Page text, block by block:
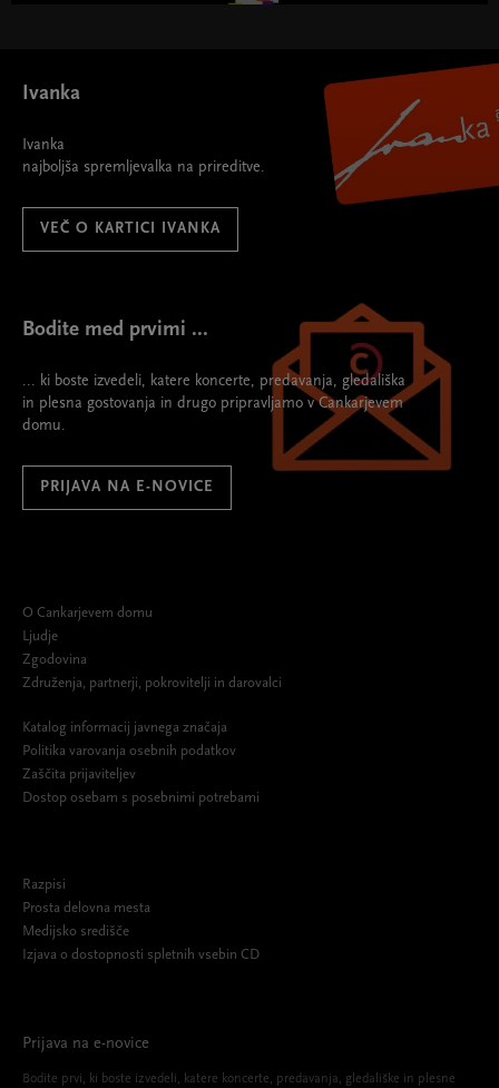
Ivanka
Ivanka
najboljša spremljevalka na prireditve.
VEČ O KARTICI IVANKA
Bodite med prvimi ...
... ki boste izvedeli, katere koncerte, predavanja, gledališka
in plesna gostovanja in drugo pripravljamo v Cankarjevem
domu.
PRIJAVA NA E-NOVICE
O Cankarjevem domu
Ljudje
Zgodovina
Združenja, partnerji, pokrovitelji in darovalci
Katalog informacij javnega značaja
Politika varovanja osebnih podatkov
Zaščita prijaviteljev
Dostop osebam s posebnimi potrebami
Razpisi
Prosta delovna mesta
Medijsko središče
Izjava o dostopnosti spletnih vsebin CD
Prijava na e-novice
Bodite prvi, ki boste izvedeli, katere koncerte, predavanja, gledališke in plesne